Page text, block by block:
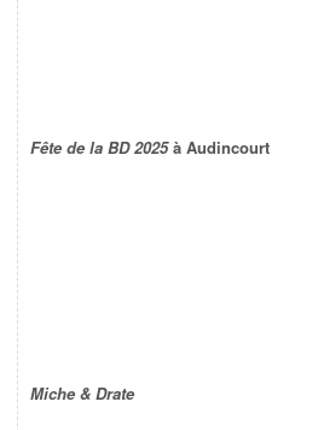
Fête de la BD 2025à Audincourt
Miche & Drate